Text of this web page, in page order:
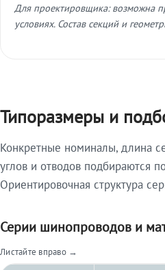
Для проектировщика: возможна
условиях. Состав секций и
Типоразмеры и
Конкретные номиналы, длина
углов и отводов подбираются
Ориентировочная структура
Серии шинопроводов и
Листайте вправо →